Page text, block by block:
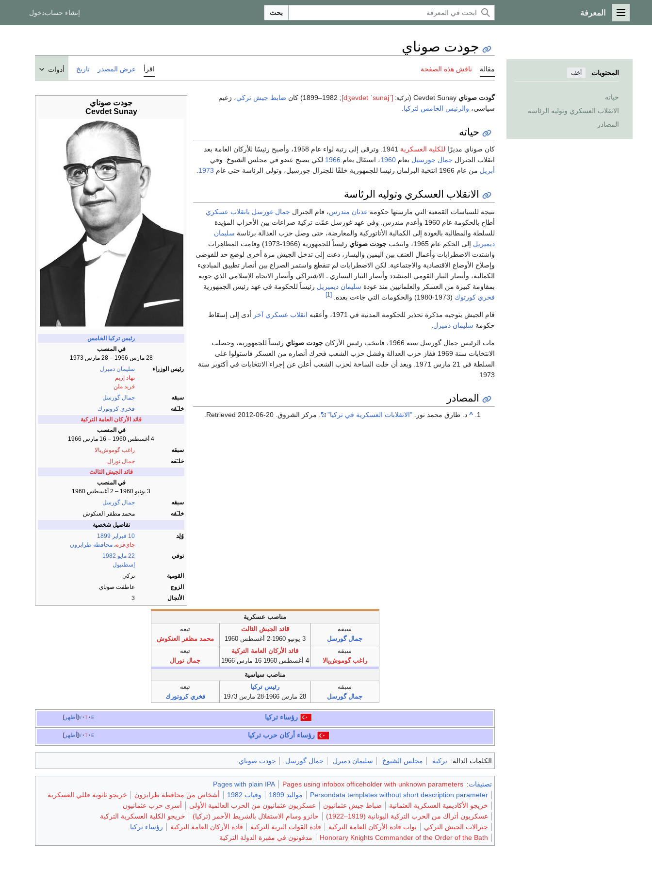
القائمة الرئيسية
المعرفة بحث إنشاء حسابدخول
المحتويات أخف
حياته
الانقلاب العسكري وتوليه الرئاسة
المصادر
جودت صوناي
مقالة ناقش هذه الصفحة اقرأ عرض المصدر تاريخ أدوات
جودت صوناي
Cevdet Sunay
رئيس تركيا الخامس
في المنصب
28 مارس 1966 – 28 مارس 1973
رئيس الوزراء
سليمان دميرل
نهاد إريم
فريد ملن
سبقه
جمال گورسل
خلـَفه
فخري كروتورك
قائد الأركان العامة التركية
في المنصب
4 أغسطس 1960 – 16 مارس 1966
سبقه
راغب گوموش‌پالا
خلـَفه
جمال تورال
قائد الجيش الثالث
في المنصب
3 يونيو 1960 – 2 أغسطس 1960
سبقه
جمال گورسل
خلـَفه
محمد مظفر العنكوش
تفاصيل شخصية
وُلِد
10 فبراير
1899
چاي‌قرة، محافظة طرابزون
توفي
22 مايو
1982
إسطنبول
القومية
تركي
الزوج
عاطفت صوناي
الأنجال
3
گودت صوناي تركية: [ˈdʒevdet
ˈsunaj] ; 1899–1982) كان ضابط جيش تركي، زعيم
سياسي، والرئيس الخامس لتركيا
حياته
كان صوناي مديرًا للكلية العسكرية
1941. وترقى إلى رتبة لواء عام 1958، وأصبح رئيسًا للأركان العامة بعد
انقلاب الجنرال جمال جورسيل بعام 1960، استقال بعام 1966 لكي يصبح عضو في مجلس الشيوخ. وفي
أبريل من عام 1966 انتخبة البرلمان رئيسا للجمهورية خلفًا للجنرال جورسيل، وتولى الرئاسة حتى عام 1973
.
الانقلاب العسكري وتوليه الرئاسة
نتيجة للسياسات القمعية التي مارستها حكومة عدنان مندرس، قام الجنرال جمال غورسل بانقلاب عسكري
أطاح بالحكومة عام 1960 وأعدم مندرس. وفي عهد غورسل عمّت تركية صراعات بين الأحزاب المؤيدة
للسلطة والمطالبة بالعودة إلى الكمالية الأتاتوركية والمعارضة، حتى وصل حزب العدالة برئاسة سليمان
ديميريل إلى الحكم عام 1965، وانتخب جودت صوناي
رئيساً للجمهورية (1966-1973) وقامت المظاهرات
واشتدت الاضطرابات وأعمال العنف بين اليمين واليسار، دعت إلى تدخل الجيش مرة أخرى لوضع حد للفوضى
وإصلاح الأوضاع الاقتصادية والاجتماعية. لكن الاضطرابات لم تنقطع واستمر الصراع بين أنصار تطبيق المبادىء
الكمالية، وأنصار التيار القومي المتشدد وأنصار التيار اليساري ـ الاشتراكي وأنصار الاتجاه الإسلامي الذي جوبه
بمقاومة كبيرة من العسكر والعلمانيين منذ عودة سليمان ديميريل رئيساً للحكومة في عهد رئيس الجمهورية
فخري كورتوك (1973-1980) والحكومات التي جاءت بعده. [1]
قام الجيش بتوجيه مذكرة تحذير للحكومة المدنية في 1971، وأعقبه انقلاب عسكري آخر أدى إلى إسقاط
حكومة سليمان دميرل
مات الرئيس جمال گورسل سنة 1966، فانتخب رئيس الأركان جودت صوناي رئيساً للجمهورية، وحصلت
الانتخابات سنة 1969 ففاز حزب العدالة وفشل حزب الشعب فحرك أنصاره من العسكر فاستولوا على
السلطة في 21 مارس 1971. وبعد أن خلت الساحة لحزب الشعب أعلن عن إجراء الانتخابات في أكتوبر سنة
1973.
المصادر
^ د. طارق محمد نور. "الانقلابات العسكرية في تركيا" . مركز الشروق. Retrieved
2012-06-20
.
مناصب عسكرية
سبقه
جمال گورسل
قائد الجيش الثالث
3 يونيو 1960-2 أغسطس 1960
تبعه
محمد مظفر العنكوش
سبقه
راغب گوموش‌پالا
قائد الأركان العامة التركية
4 أغسطس 1960-16 مارس 1966
تبعه
جمال تورال
مناصب سياسية
سبقه
جمال گورسل
رئيس تركيا
28 مارس 1966-28 مارس 1973
تبعه
فخري كروتورك
أظهر v t e رؤساء تركيا
أظهر v t e رؤساء أركان حرب تركيا
الكلمات الدالة: تركية مجلس الشيوخ سليمان دميرل جمال گورسل جودت صوناي
تصنيفات:
Pages using infobox officeholder with unknown parameters
Pages with plain IPA
Persondata templates without short description parameter
مواليد 1899 وفيات 1982 أشخاص من محافظة طرابزون
خريجو ثانوية قللي العسكرية
خريجو الأكاديمية العسكرية العثمانية
ضباط جيش عثمانيون عسكريون عثمانيون من الحرب العالمية الأولى
أسرى حرب عثمانيون
عسكريون أتراك من الحرب التركية اليونانية (1919–1922)
حائزو وسام الاستقلال بالشريط الأحمر (تركيا)
خريجو الكلية العسكرية التركية
جنرالات الجيش التركي
نواب قادة الأركان العامة التركية قادة القوات البرية التركية قادة الأركان العامة التركية
رؤساء تركيا
Honorary Knights Commander of the Order of the Bath
مدفونون في مقبرة الدولة التركية